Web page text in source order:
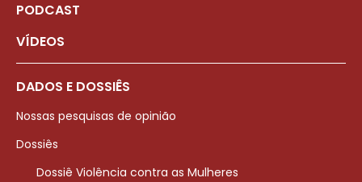
PODCAST
VÍDEOS
DADOS E DOSSIÊS
Nossas pesquisas de opinião
Dossiês
Dossiê Violência contra as Mulheres